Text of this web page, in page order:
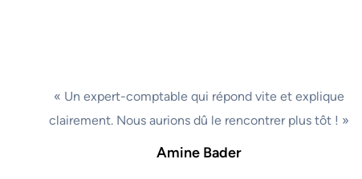
« Un expert-comptable qui répond vite et explique
clairement. Nous aurions dû le rencontrer plus tôt ! »
Amine Bader